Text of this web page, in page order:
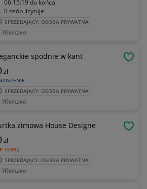
06:15:19 do końca
0 osób licytuje
SPRZEDAJĄCY: OSOBA PRYWATNA
Wieliczka
spodnie w kant
zł
SPRZEDAJĄCY: OSOBA PRYWATNA
Wieliczka
zimowa House Designe
TERAZ
zł
SPRZEDAJĄCY: OSOBA PRYWATNA
Wieliczka